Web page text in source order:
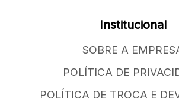
Institucional
SOBRE A
POLÍTICA DE
POLÍTICA DE TROCA E